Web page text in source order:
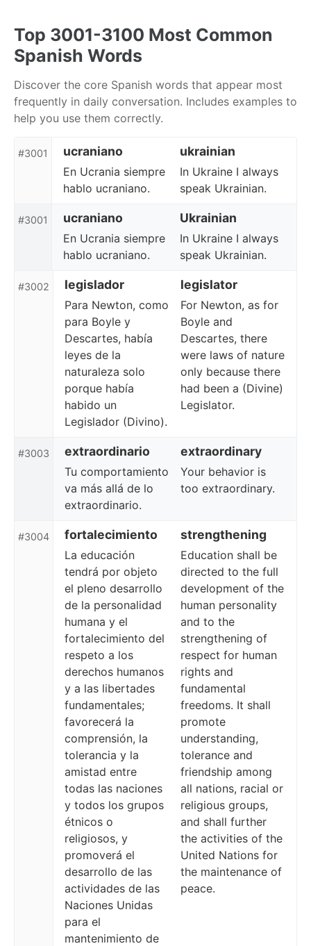
primary
navigation
content
footer
Top 3001-3100 Most Common
Spanish Words
Discover the core Spanish words that appear most
frequently in daily conversation. Includes examples to
help you use them correctly.
#3001 ucraniano ukrainian
En Ucrania siempre
hablo ucraniano.
In Ukraine I always
speak Ukrainian.
#3001 ucraniano Ukrainian
En Ucrania siempre
hablo ucraniano.
In Ukraine I always
speak Ukrainian.
#3002 legislador legislator
Para Newton, como
para Boyle y
Descartes, había
leyes de la
naturaleza solo
porque había
habido un
Legislador (Divino).
For Newton, as for
Boyle and
Descartes, there
were laws of nature
only because there
had been a (Divine)
Legislator.
#3003 extraordinario extraordinary
Tu comportamiento
va más allá de lo
extraordinario.
Your behavior is
too extraordinary.
#3004 fortalecimiento strengthening
La educación
tendrá por objeto
el pleno desarrollo
de la personalidad
humana y el
fortalecimiento del
respeto a los
derechos humanos
y a las libertades
fundamentales;
favorecerá la
comprensión, la
tolerancia y la
amistad entre
todas las naciones
y todos los grupos
étnicos o
religiosos, y
promoverá el
desarrollo de las
actividades de las
Naciones Unidas
para el
mantenimiento de
Education shall be
directed to the full
development of the
human personality
and to the
strengthening of
respect for human
rights and
fundamental
freedoms. It shall
promote
understanding,
tolerance and
friendship among
all nations, racial or
religious groups,
and shall further
the activities of the
United Nations for
the maintenance of
peace.